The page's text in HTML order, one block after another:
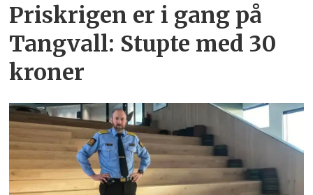
Priskrigen er i gang på
Tangvall: Stupte med 30
kroner